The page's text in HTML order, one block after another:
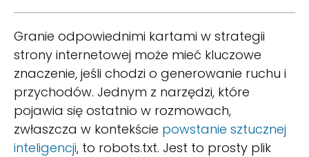
Granie odpowiednimi kartami w strategii
strony internetowej może mieć kluczowe
znaczenie, jeśli chodzi o generowanie ruchu i
przychodów. Jednym z narzędzi, które
pojawia się ostatnio w rozmowach,
zwłaszcza w kontekście powstanie sztucznej
inteligencji, to robots.txt. Jest to prosty plik